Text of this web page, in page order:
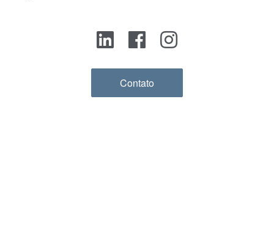
Contato